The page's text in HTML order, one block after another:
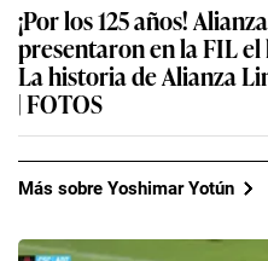
¡Por los 125 años!
presentaron en la FIL
La historia de Alianza
| FOTOS
Más sobre Yoshimar Yotún